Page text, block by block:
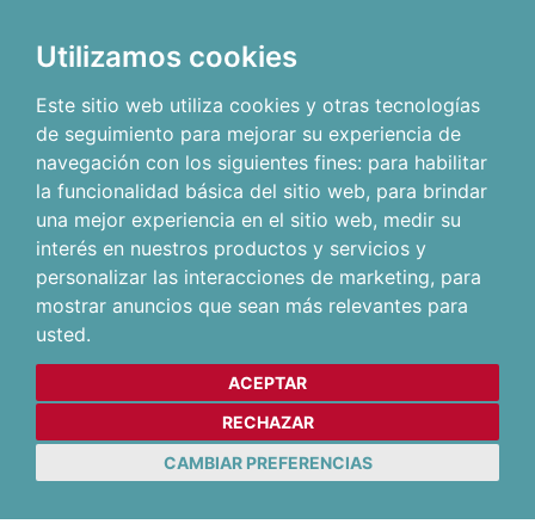
Utilizamos cookies
Este sitio web utiliza cookies y otras tecnologías
de seguimiento para mejorar su experiencia de
navegación con los siguientes fines: para habilitar
la funcionalidad básica del sitio web, para brindar
una mejor experiencia en el sitio web, medir su
interés en nuestros productos y servicios y
personalizar las interacciones de marketing, para
mostrar anuncios que sean más relevantes para
usted.
ACEPTAR
RECHAZAR
CAMBIAR PREFERENCIAS